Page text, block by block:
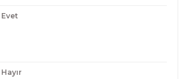
Evet
Hayır